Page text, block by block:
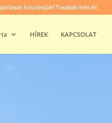
köszönjük! További info itt
HÍREK KAPCSOLAT